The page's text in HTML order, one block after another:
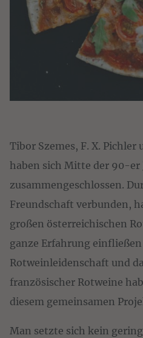
Tibor Szemes, F. X.
haben sich Mitte der 90-er
zusammengeschlossen.
Freundschaft verbunden,
großen österreichischen
ganze Erfahrung
Rotweinleidenschaft und
französischer Rotweine
diesem gemeinsamen
Man setzte sich kein